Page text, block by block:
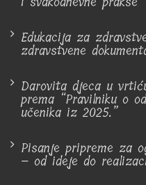
Edukacija za
zdravstvene
Darovita djeca u
prema “Pravilniku o
učenika iz 2025.”
Pisanje pripreme za
– od ideje do